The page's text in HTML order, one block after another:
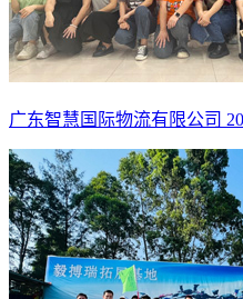
广东智慧国际物流有限公司